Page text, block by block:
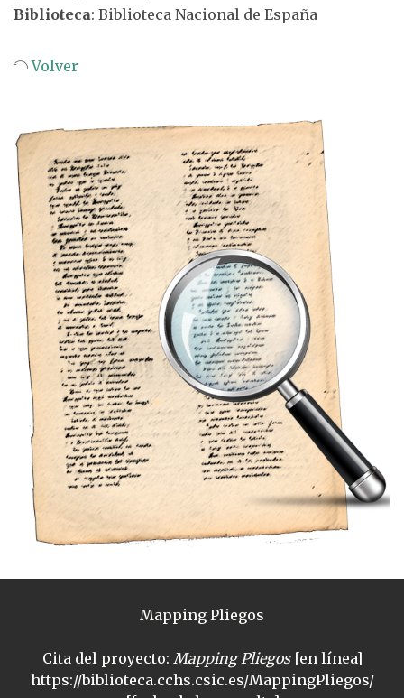
Biblioteca: Biblioteca Nacional de España
Volver
Mapping Pliegos
Cita del proyecto: Mapping Pliegos[en línea]
https://biblioteca.cchs.csic.es/MappingPliegos/